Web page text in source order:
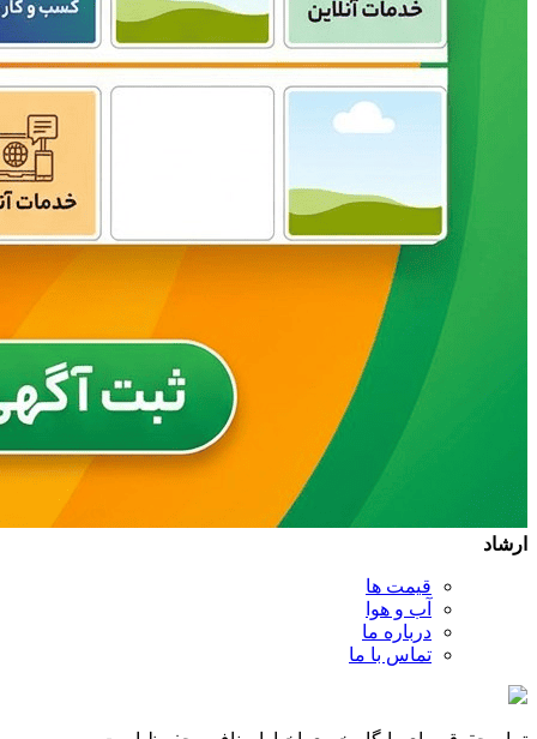
ارشاد
قیمت ها
آب و هوا
درباره ما
تماس با ما